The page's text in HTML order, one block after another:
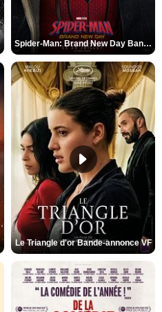
Spider-Man: Brand New Day Bande-annonce VO STFR
Le Triangle d'or Bande-annonce VF